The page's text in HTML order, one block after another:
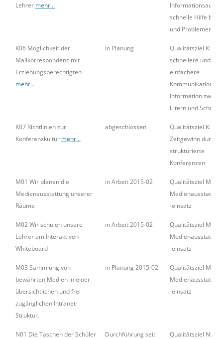
Lehrer mehr...
schnelle Hilfe bei
und Problemen
K06 Möglichkeit der
Mailkorrespondenz mit
Erziehungsberechtigten
mehr...
in Planung
Qualitätsziel K:
schnellere und
einfachere
Kommunikation
Information
Eltern und Schüler
K07 Richtlinien zur
Konferenzkultur mehr...
abgeschlossen
Qualitätsziel K:
Zeitgewinn durch
strukturierte
Konferenzen
M01 Wir planen die
Medienausstattung unserer
Räume
in Arbeit 2015-02
Qualitätsziel M:
-einsatz
M02 Wir schulen unsere
Lehrer am Interaktiven
Whiteboard
in Arbeit 2015-02
Qualitätsziel M:
-einsatz
M03 Sammlung von
bewährten Medien in einer
übersichtlichen und frei
zugänglichen Intranet-
Struktur.
in Planung 2015-02
Qualitätsziel M:
-einsatz
N01 Die Taschen der Schüler
Durchführung seit
Qualitätsziel N: